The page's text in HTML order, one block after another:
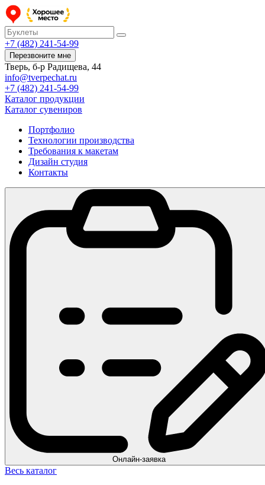
+7 (482) 241-54-99
Перезвоните мне
Тверь, б-р Радищева, 44
info@tverpechat.ru
+7 (482) 241-54-99
Каталог продукции
Каталог сувениров
Портфолио
Технологии производства
Требования к макетам
Дизайн студия
Контакты
Онлайн-заявка
Весь каталог